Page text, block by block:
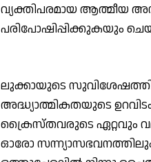
വ്യക്തിപരമായ ആത്മീയ
പരിപോഷിപ്പിക്കുകയും
ലുക്കായുടെ
അദ്ധ്യാത്മികതയുടെ
ക്രൈസ്തവരുടെ ഏറ്റവും
ഓരോ